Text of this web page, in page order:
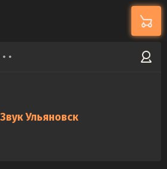
Ульяновск